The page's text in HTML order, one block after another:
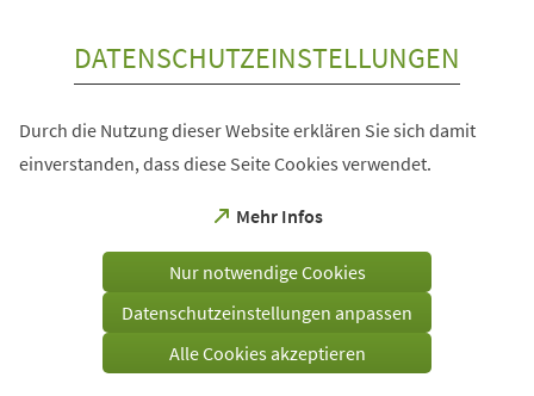
DATENSCHUTZEINSTELLUNGEN
Durch die Nutzung dieser Website erklären Sie sich damit
einverstanden, dass diese Seite Cookies verwendet.
Mehr Infos
(Öffnet
einem
Tab)
Nur notwendige Cookies
Datenschutzeinstellungen anpassen
Alle Cookies akzeptieren